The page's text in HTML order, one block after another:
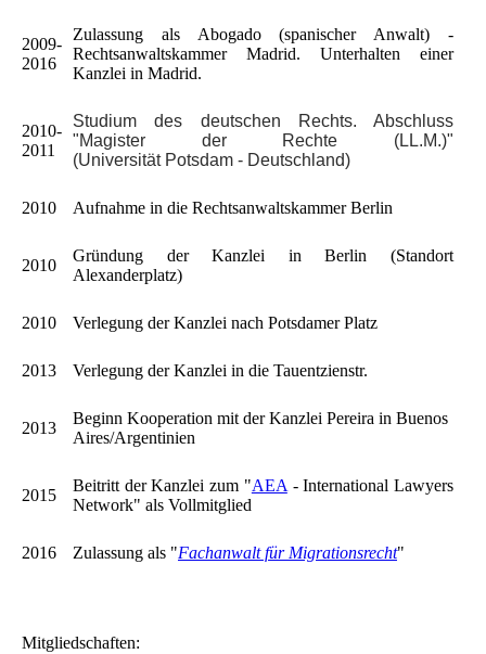
2009-
2016
Zulassung als Abogado (spanischer Anwalt) -
Rechtsanwaltskammer Madrid. Unterhalten einer
Kanzlei in Madrid.
2010-
2011
Studium des deutschen Rechts. Abschluss
"Magister der Rechte (LL.M.)"
(Universität Potsdam - Deutschland)
2010 Aufnahme in die Rechtsanwaltskammer Berlin
2010
Gründung der Kanzlei in Berlin (Standort
Alexanderplatz)
2010 Verlegung der Kanzlei nach Potsdamer Platz
2013 Verlegung der Kanzlei in die Tauentzienstr.
2013
Beginn Kooperation mit der Kanzlei Pereira in Buenos
Aires/Argentinien
2015
Beitritt der Kanzlei zum "AEA - International Lawyers
Network" als Vollmitglied
2016 Zulassung als "Fachanwalt für Migrationsrecht"
Mitgliedschaften: